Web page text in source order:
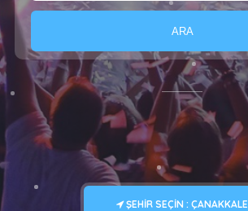
ARA
ŞEHIR SEÇIN : ÇANAKKALE